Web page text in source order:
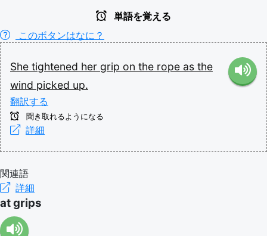
単語を覚える
このボタンはなに？
She tightened her grip on the rope as the
wind picked up.
翻訳する
聞き取れるようになる
詳細
関連語
詳細
at grips